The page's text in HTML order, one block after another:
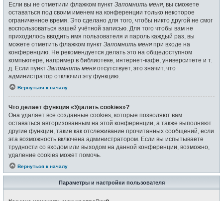
Если вы не отметили флажком пункт Запомнить меня , вы сможете
оставаться под своим именем на конференции только некоторое
ограниченное время. Это сделано для того, чтобы никто другой не смог
воспользоваться вашей учётной записью. Для того чтобы вам не
приходилось вводить имя пользователя и пароль каждый раз, вы
можете отметить флажком пункт Запомнить меня при входе на
конференцию. Не рекомендуется делать это на общедоступном
компьютере, например в библиотеке, интернет-кафе, университете и т.
д. Если пункт Запомнить меня отсутствует, это значит, что
администратор отключил эту функцию.
Вернуться к началу
Что делает функция «Удалить cookies»?
Она удаляет все созданные cookies, которые позволяют вам
оставаться авторизованным на этой конференции, а также выполняют
другие функции, такие как отслеживание прочитанных сообщений, если
эта возможность включена администратором. Если вы испытываете
трудности со входом или выходом на данной конференции, возможно,
удаление cookies может помочь.
Вернуться к началу
Параметры и настройки пользователя